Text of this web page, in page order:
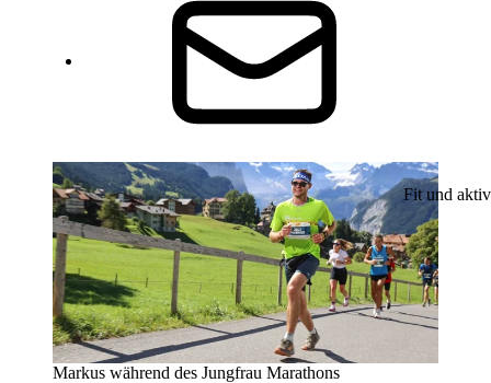
Fit und aktiv
Markus während des Jungfrau Marathons